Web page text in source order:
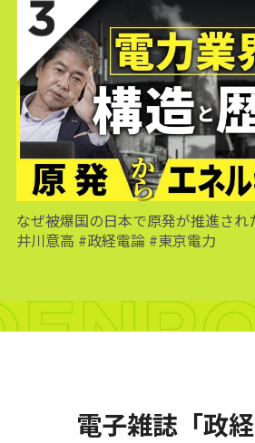
なぜ被爆国の日本で原発が推進さ
井川意高 #政経電論 #東京電力
電子雑誌「政経